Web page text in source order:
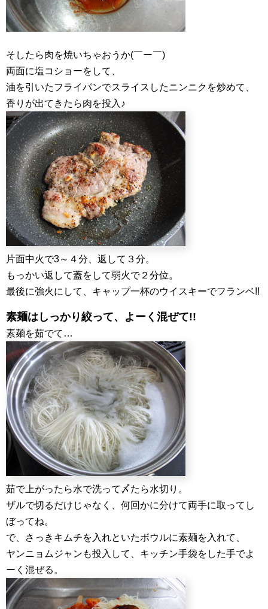
そしたら肉を焼いちゃおうか(￣ー￣)
両面に塩コショーをして、
油を引いたフライパンでスライスしたニンニクを炒めて、
香りが出てきたら肉を投入♪
片面中火で3～４分、返して３分。
もっかい返して蓋をして弱火で２分位。
最後に強火にして、キャップ一杯のウイスキーでフランベ!!
素麺はしっかり絞って、よーく混ぜて!!
素麺を茹でて…
茹で上がったら水で洗って〆たら水切り。
ザルで切るだけじゃなく、何回かに分けて両手に取ってし
ぼってね。
で、さっきキムチを入れといたボウルに素麺を入れて、
ヤンニョムジャンも投入して、キッチン手袋をした手でよ
ーく混ぜる。